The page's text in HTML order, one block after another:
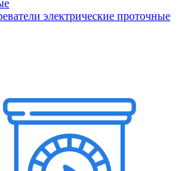
электрические проточные